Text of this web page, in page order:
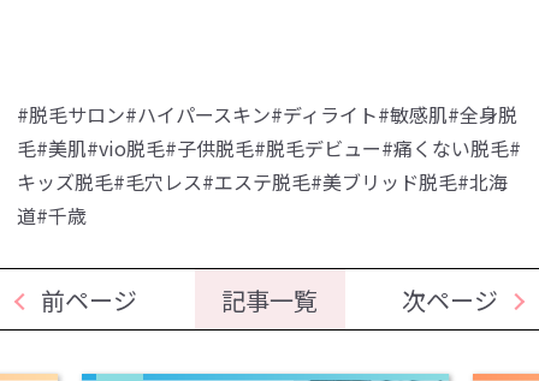
#脱毛サロン#ハイパースキン#ディライト#敏感肌#全身脱
毛#美肌#vio脱毛#子供脱毛#脱毛デビュー#痛くない脱毛#
キッズ脱毛#毛穴レス#エステ脱毛#美ブリッド脱毛#北海
道#千歳
前ページ 記事一覧 次ページ